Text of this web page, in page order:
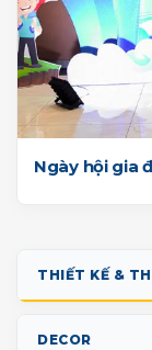
Ngày hội gia
THIẾT KẾ &
DECOR